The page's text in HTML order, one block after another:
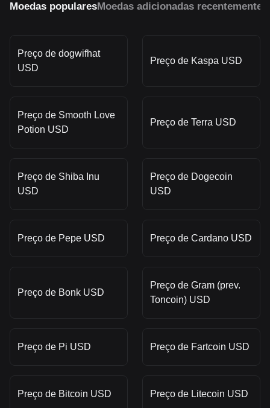
Moedas popularesMoedas adicionadas recentemente
Preço de dogwifhat
USD
Preço de Kaspa USD
Preço de Smooth Love
Potion USD
Preço de Terra USD
Preço de Shiba Inu
USD
Preço de Dogecoin
USD
Preço de Pepe USD Preço de Cardano USD
Preço de Bonk USD
Preço de Gram (prev.
Toncoin) USD
Preço de Pi USD Preço de Fartcoin USD
Preço de Bitcoin USD Preço de Litecoin USD